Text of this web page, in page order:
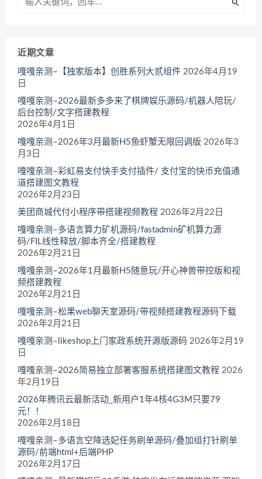
近期文章
嘎嘎亲测–【独家版本】创胜系列大贰组件 2026年4月19
日
嘎嘎亲测–2026最新多多来了棋牌娱乐源码/机器人陪玩/
后台控制/文字搭建教程
2026年4月1日
嘎嘎亲测–2026年3月最新H5鱼虾蟹无限回调版 2026年3
月3日
嘎嘎亲测–彩虹易支付快手支付插件/ 支付宝的快币充值通
道搭建图文教程
2026年2月23日
美团商城代付小程序带搭建视频教程 2026年2月22日
嘎嘎亲测–多语言算力矿机源码/fastadmin矿机算力源
码/FIL线性释放/脚本齐全/搭建教程
2026年2月21日
嘎嘎亲测–2026年1月最新H5随意玩/开心神兽带控版和视
频搭建教程
2026年2月21日
嘎嘎亲测–松果web聊天室源码/带视频搭建教程源码下载
2026年2月21日
嘎嘎亲测–likeshop上门家政系统开源版源码 2026年2月19
日
嘎嘎亲测–2026简易独立部署客服系统搭建图文教程 2026
年2月19日
2026年腾讯云最新活动_新用户1年4核4G3M只要79
元！！
2026年2月18日
嘎嘎亲测–多语言空降选妃任务刷单源码/叠加组打针刷单
源码/前端html+后端PHP
2026年2月17日